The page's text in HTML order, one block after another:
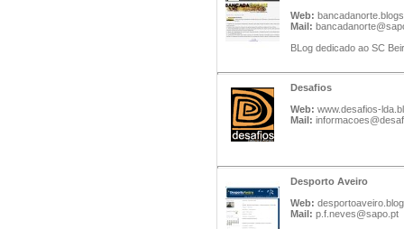
Web:
Mail:
BLog dedicado ao SC
Desafios
Web: www.desafios-
Mail:
Desporto Aveiro
Web:
Mail: p.f.neves@sapo.pt